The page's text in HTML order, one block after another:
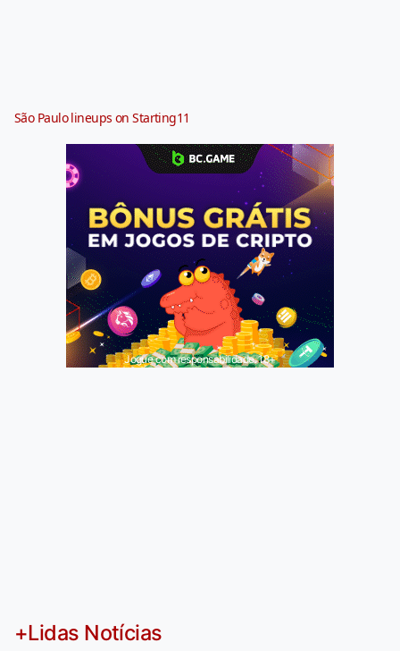
São Paulo lineups on Starting11
Jogue com responsabilidade. 18+
+Lidas Notícias